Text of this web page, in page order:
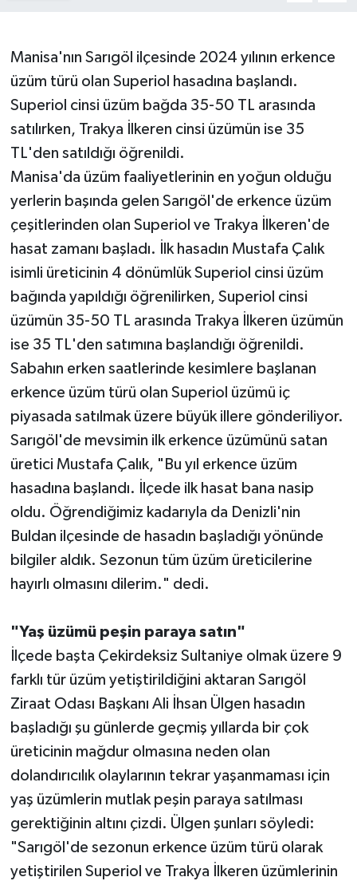
Manisa'nın Sarıgöl ilçesinde 2024 yılının erkence
üzüm türü olan Superiol hasadına başlandı.
Superiol cinsi üzüm bağda 35-50 TL arasında
satılırken, Trakya İlkeren cinsi üzümün ise 35
TL'den satıldığı öğrenildi.
Manisa'da üzüm faaliyetlerinin en yoğun olduğu
yerlerin başında gelen Sarıgöl'de erkence üzüm
çeşitlerinden olan Superiol ve Trakya İlkeren'de
hasat zamanı başladı. İlk hasadın Mustafa Çalık
isimli üreticinin 4 dönümlük Superiol cinsi üzüm
bağında yapıldığı öğrenilirken, Superiol cinsi
üzümün 35-50 TL arasında Trakya İlkeren üzümün
ise 35 TL'den satımına başlandığı öğrenildi.
Sabahın erken saatlerinde kesimlere başlanan
erkence üzüm türü olan Superiol üzümü iç
piyasada satılmak üzere büyük illere gönderiliyor.
Sarıgöl'de mevsimin ilk erkence üzümünü satan
üretici Mustafa Çalık, "Bu yıl erkence üzüm
hasadına başlandı. İlçede ilk hasat bana nasip
oldu. Öğrendiğimiz kadarıyla da Denizli'nin
Buldan ilçesinde de hasadın başladığı yönünde
bilgiler aldık. Sezonun tüm üzüm üreticilerine
hayırlı olmasını dilerim." dedi.
"Yaş üzümü peşin paraya satın"
İlçede başta Çekirdeksiz Sultaniye olmak üzere 9
farklı tür üzüm yetiştirildiğini aktaran Sarıgöl
Ziraat Odası Başkanı Ali İhsan Ülgen hasadın
başladığı şu günlerde geçmiş yıllarda bir çok
üreticinin mağdur olmasına neden olan
dolandırıcılık olaylarının tekrar yaşanmaması için
yaş üzümlerin mutlak peşin paraya satılması
gerektiğinin altını çizdi. Ülgen şunları söyledi:
"Sarıgöl'de sezonun erkence üzüm türü olarak
yetiştirilen Superiol ve Trakya İlkeren üzümlerinin